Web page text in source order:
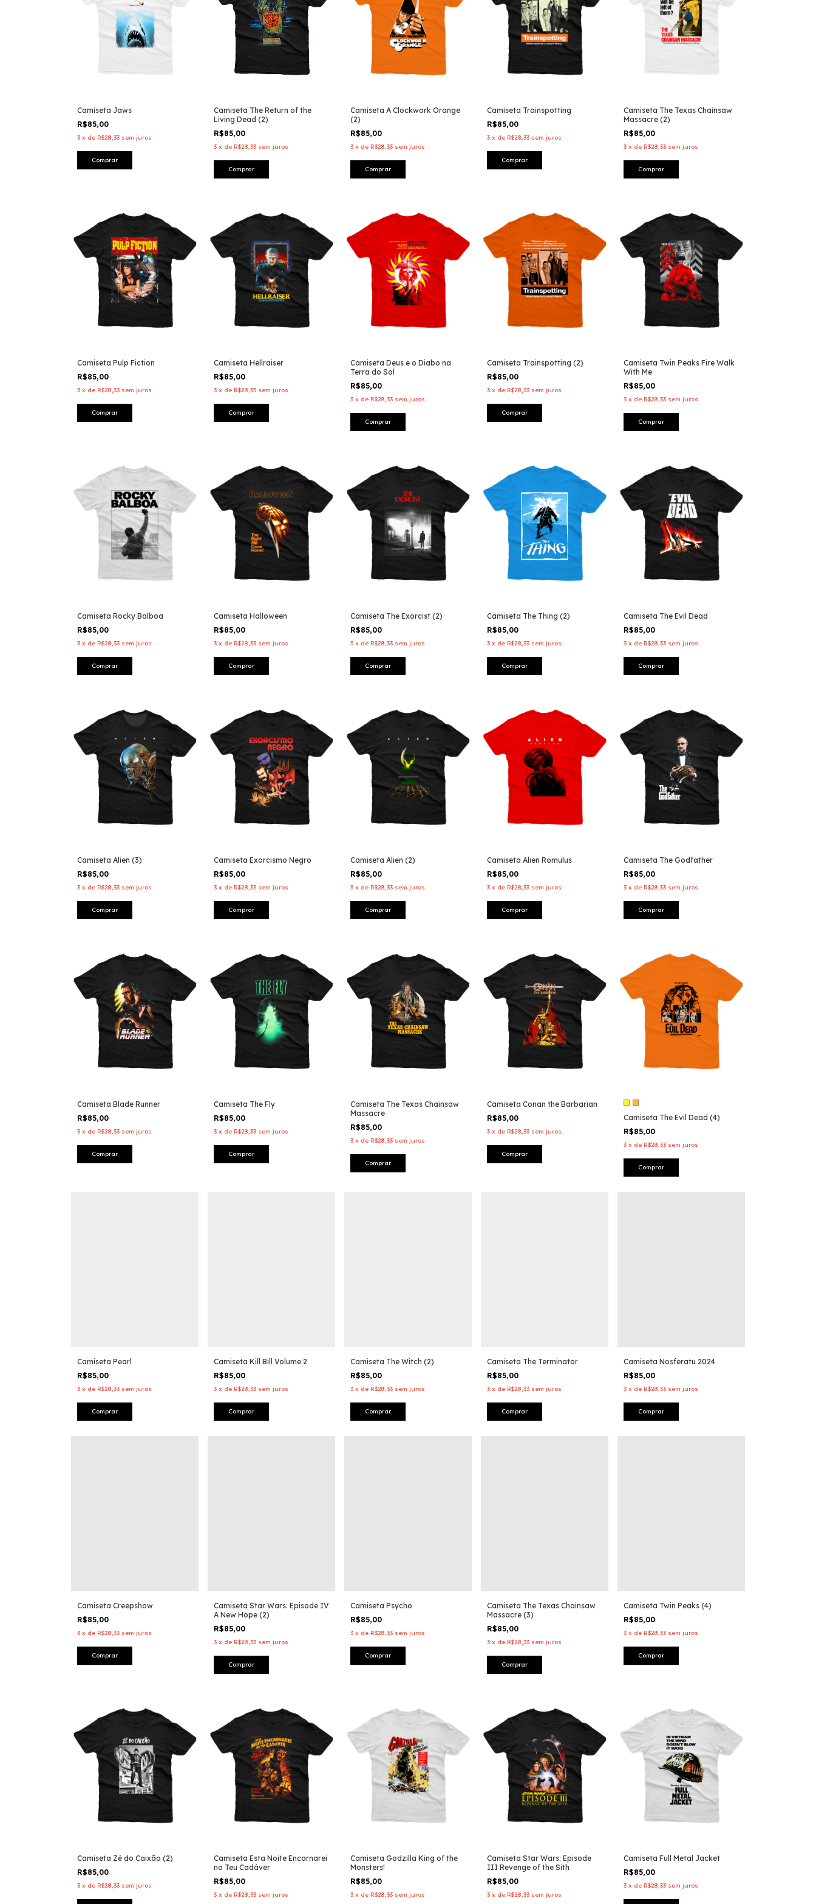
Camiseta Jaws
R$85,00
3 x de R$28,33 sem juros
Comprar
Camiseta The Return of the
Living Dead (2)
R$85,00
3 x de R$28,33 sem juros
Comprar
Camiseta A Clockwork Orange
(2)
R$85,00
3 x de R$28,33 sem juros
Comprar
Camiseta Trainspotting
R$85,00
3 x de R$28,33 sem juros
Comprar
Camiseta The Texas Chainsaw
Massacre (2)
R$85,00
3 x de R$28,33 sem juros
Comprar
Camiseta Pulp Fiction
R$85,00
3 x de R$28,33 sem juros
Comprar
Camiseta Hellraiser
R$85,00
3 x de R$28,33 sem juros
Comprar
Camiseta Deus e o Diabo na
Terra do Sol
R$85,00
3 x de R$28,33 sem juros
Comprar
Camiseta Trainspotting (2)
R$85,00
3 x de R$28,33 sem juros
Comprar
Camiseta Twin Peaks Fire Walk
With Me
R$85,00
3 x de R$28,33 sem juros
Comprar
Camiseta Rocky Balboa
R$85,00
3 x de R$28,33 sem juros
Comprar
Camiseta Halloween
R$85,00
3 x de R$28,33 sem juros
Comprar
Camiseta The Exorcist (2)
R$85,00
3 x de R$28,33 sem juros
Comprar
Camiseta The Thing (2)
R$85,00
3 x de R$28,33 sem juros
Comprar
Camiseta The Evil Dead
R$85,00
3 x de R$28,33 sem juros
Comprar
Camiseta Alien (3)
R$85,00
3 x de R$28,33 sem juros
Comprar
Camiseta Exorcismo Negro
R$85,00
3 x de R$28,33 sem juros
Comprar
Camiseta Alien (2)
R$85,00
3 x de R$28,33 sem juros
Comprar
Camiseta Alien Romulus
R$85,00
3 x de R$28,33 sem juros
Comprar
Camiseta The Godfather
R$85,00
3 x de R$28,33 sem juros
Comprar
Camiseta Blade Runner
R$85,00
3 x de R$28,33 sem juros
Comprar
Camiseta The Fly
R$85,00
3 x de R$28,33 sem juros
Comprar
Camiseta The Texas Chainsaw
Massacre
R$85,00
3 x de R$28,33 sem juros
Comprar
Camiseta Conan the Barbarian
R$85,00
3 x de R$28,33 sem juros
Comprar
Camiseta The Evil Dead (4)
R$85,00
3 x de R$28,33 sem juros
Comprar
Camiseta Pearl
R$85,00
3 x de R$28,33 sem juros
Comprar
Camiseta Kill Bill Volume 2
R$85,00
3 x de R$28,33 sem juros
Comprar
Camiseta The Witch (2)
R$85,00
3 x de R$28,33 sem juros
Comprar
Camiseta The Terminator
R$85,00
3 x de R$28,33 sem juros
Comprar
Camiseta Nosferatu 2024
R$85,00
3 x de R$28,33 sem juros
Comprar
Camiseta Creepshow
R$85,00
3 x de R$28,33 sem juros
Comprar
Camiseta Star Wars: Episode IV
A New Hope (2)
R$85,00
3 x de R$28,33 sem juros
Comprar
Camiseta Psycho
R$85,00
3 x de R$28,33 sem juros
Comprar
Camiseta The Texas Chainsaw
Massacre (3)
R$85,00
3 x de R$28,33 sem juros
Comprar
Camiseta Twin Peaks (4)
R$85,00
3 x de R$28,33 sem juros
Comprar
Camiseta Zé do Caixão (2)
R$85,00
3 x de R$28,33 sem juros
Camiseta Esta Noite Encarnarei
no Teu Cadáver
R$85,00
3 x de R$28,33 sem juros
Camiseta Godzilla King of the
Monsters!
R$85,00
3 x de R$28,33 sem juros
Camiseta Star Wars: Episode
III Revenge of the Sith
R$85,00
3 x de R$28,33 sem juros
Camiseta Full Metal Jacket
R$85,00
3 x de R$28,33 sem juros